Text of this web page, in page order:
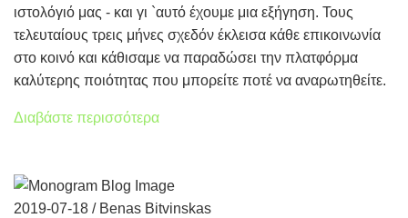
ιστολόγιό μας - και γι `αυτό έχουμε μια εξήγηση. Τους
τελευταίους τρεις μήνες σχεδόν έκλεισα κάθε επικοινωνία
στο κοινό και κάθισαμε να παραδώσει την πλατφόρμα
καλύτερης ποιότητας που μπορείτε ποτέ να αναρωτηθείτε.
Διαβάστε περισσότερα
2019-07-18 / Benas Bitvinskas